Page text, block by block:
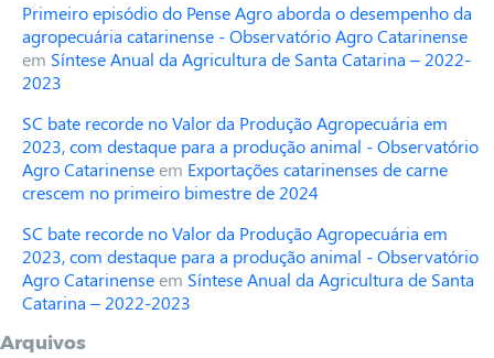
Primeiro episódio do Pense Agro aborda o desempenho da
agropecuária catarinense - Observatório Agro Catarinense
em Síntese Anual da Agricultura de Santa Catarina – 2022-
2023
SC bate recorde no Valor da Produção Agropecuária em
2023, com destaque para a produção animal - Observatório
Agro Catarinenseem Exportações catarinenses de carne
crescem no primeiro bimestre de 2024
SC bate recorde no Valor da Produção Agropecuária em
2023, com destaque para a produção animal - Observatório
Agro Catarinenseem Síntese Anual da Agricultura de Santa
Catarina – 2022-2023
Arquivos